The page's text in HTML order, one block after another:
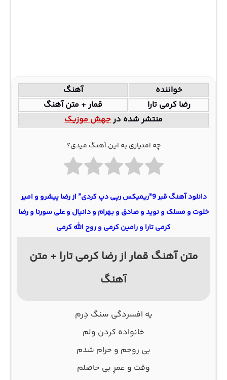
خواننده
آهنگ
رضا کرمی تارا
قمار + متن آهنگ
منتشر شده درجهش موزیک
چه امتیازی به این آهنگ میدی؟
دانلود آهنگ قبر 9″ریمیکس رپی دپ کردی” از رضا پیشرو و امیر
خلوت و مسلک و نوید و صادق و بهرام و دانیال و علی سورنا و رضا
کرمی تارا و رامین کرمی و روح الله کرمی
متن آهنگ قمار از رضا کرمی تارا + متن
آهنگ
یه افسردگی سنگ دِرم
خانواده کردن ولم
بی روحم و حرام شدم
وقت و عمرِ بی حاصلم